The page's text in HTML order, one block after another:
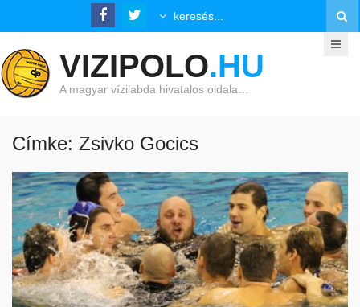
VIZIPOLO.HU
A magyar vízilabda hivatalos oldala…
Címke: Zsivko Gocics